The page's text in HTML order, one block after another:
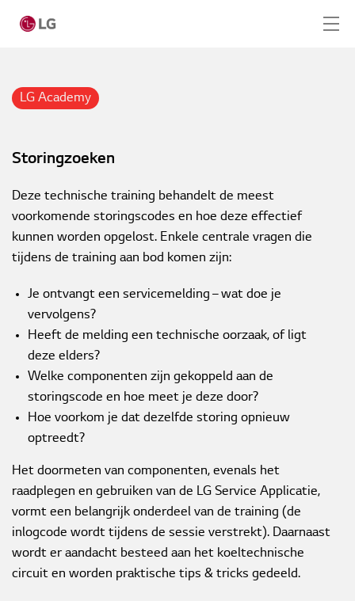
Producten
LG Academy
Service
Contact
Downloads
Academy
Training
LG Academy
Storingzoeken
Deze technische training behandelt de meest
voorkomende storingscodes en hoe deze effectief
kunnen worden opgelost. Enkele centrale vragen die
tijdens de training aan bod komen zijn:
Je ontvangt een servicemelding – wat doe je
vervolgens?
Heeft de melding een technische oorzaak, of ligt
deze elders?
Welke componenten zijn gekoppeld aan de
storingscode en hoe meet je deze door?
Hoe voorkom je dat dezelfde storing opnieuw
optreedt?
Het doormeten van componenten, evenals het
raadplegen en gebruiken van de LG Service Applicatie,
vormt een belangrijk onderdeel van de training (de
inlogcode wordt tijdens de sessie verstrekt). Daarnaast
wordt er aandacht besteed aan het koeltechnische
circuit en worden praktische tips & tricks gedeeld.